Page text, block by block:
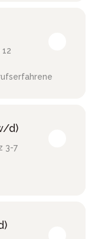
d)
3-7